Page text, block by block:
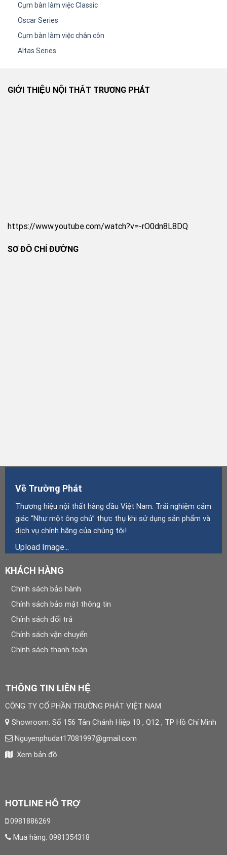
Cụm bàn làm việc Classic
Oscar Series
Cụm bàn làm việc chân côn
Altas Series
GIỚI THIỆU NỘI THẤT TRƯƠNG PHÁT
https://www.youtube.com/watch?v=-rO0dn8L8DQ
SƠ ĐỒ CHỈ ĐƯỜNG
Về Trường Phát
Thương hiệu nội thất hàng đầu Việt Nam. Trải nghiệm cảm
giác “Như một ông chủ” thực thụ khi sử dụng sản phẩm và
dịch vụ chính hãng của chúng tôi!
Upload Image...
KHÁCH HÀNG
Chính sách bảo hành
Chính sách bảo mật thông tin
Chính sách đổi trả
Chính sách vận chuyển
Chính sách thanh toán
THÔNG TIN LIÊN HỆ
CÔNG TY CỔ PHẦN TRƯỜNG PHÁT VIỆT NAM
Showroom: Số 156 Tân Chánh Hiệp 10 , Q12 , TP Hồ Chí Minh
Nguyenphudat17081997@gmail.com
Xem bản đồ
HOTLINE HỖ TRỢ
0981886269
Mua hàng: 0981354318